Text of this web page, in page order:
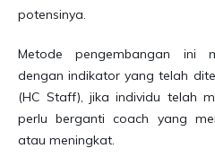
potensinya.
Metode pengembangan ini
dengan indikator yang telah
(HC Staff), jika individu telah
perlu berganti coach yang
atau meningkat.